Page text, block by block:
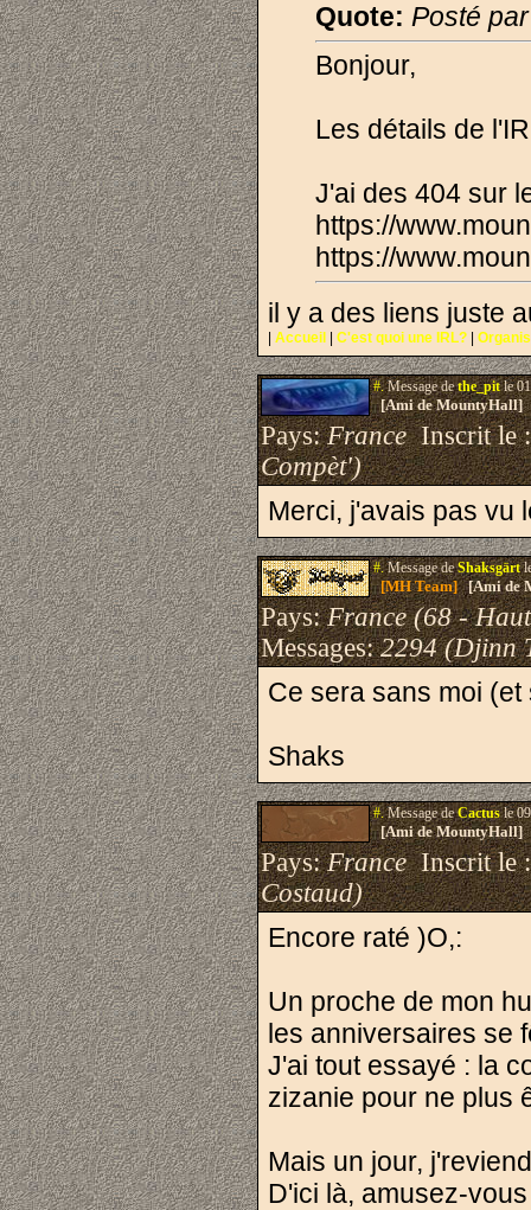
Quote: Posté
Bonjour,
Les détails de
J'ai des 404 sur
https://
https://
il y a des liens juste
Accueil C'est quoi une IRL?
#.Message dethe_pitle
[Ami de MountyHall]
Pays:FranceInscrit le
Compèt')
Merci, j'avais pas vu
#.Message deShaksgärt
[MH Team][Ami de
Pays:France (68 -
Messages:2294 (Djinn
Ce sera sans moi
Shaks
#.Message deCactusle
[Ami de MountyHall]
Pays:FranceInscrit le
Costaud)
Encore raté )O,:
Un proche de mon
les anniversaires se
J'ai tout essayé : la
zizanie pour ne plus
Mais un jour,
D'ici là, amusez-